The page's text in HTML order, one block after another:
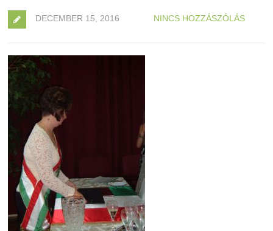
DECEMBER 15, 2016 NINCS HOZZÁSZÓLÁS